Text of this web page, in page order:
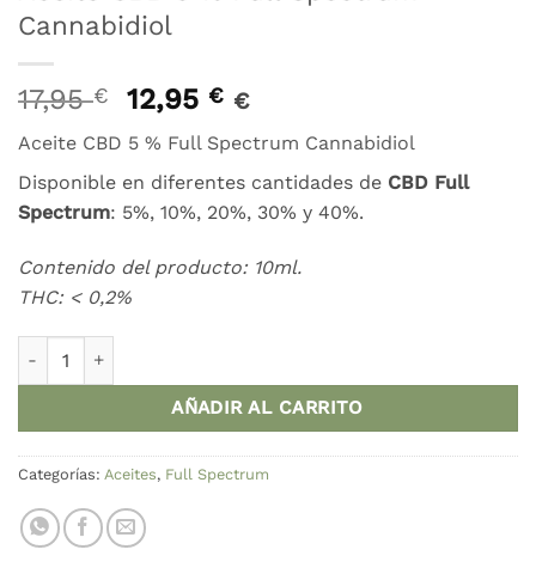
Cannabidiol
17,95€
El
precio
original
era:
17,95 €.
12,95 €El
actual
es:
12,95 €.
€
Aceite CBD 5 % Full Spectrum Cannabidiol
Disponible en diferentes cantidades de CBD Full
Spectrum: 5%, 10%, 20%, 30% y 40%.
Contenido del producto: 10ml.
THC: < 0,2%
AÑADIR AL CARRITO
Categorías: Aceites, Full Spectrum